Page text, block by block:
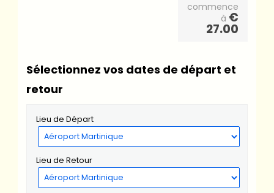
commence
à €
27.00
Sélectionnez vos dates de départ et
retour
Lieu de Départ
Lieu de Retour